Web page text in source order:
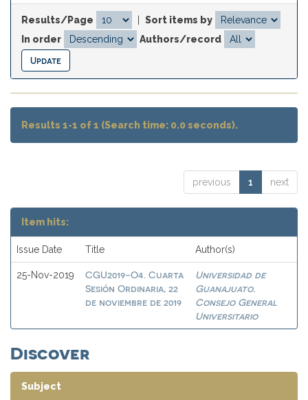
Results/Page
Sort items by
In order
Authors/record
Results 1-1 of 1 (Search time: 0.0 seconds).
previous 1 next
Item hits:
Issue Date Title Author(s)
25-Nov-2019
CGU2019-O4. Cuarta
Sesión Ordinaria, 22
de noviembre de 2019
Universidad de
Guanajuato.
Consejo General
Universitario
Discover
Subject